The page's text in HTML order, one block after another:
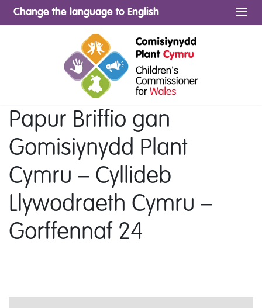
Change the language to English
Papur Briffio gan
Gomisiynydd Plant
Cymru – Cyllideb
Llywodraeth Cymru –
Gorffennaf 24